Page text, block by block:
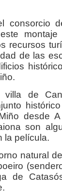
consorcio
montaje
recursos
de las
villa de
desde
son
la película.
natural
de